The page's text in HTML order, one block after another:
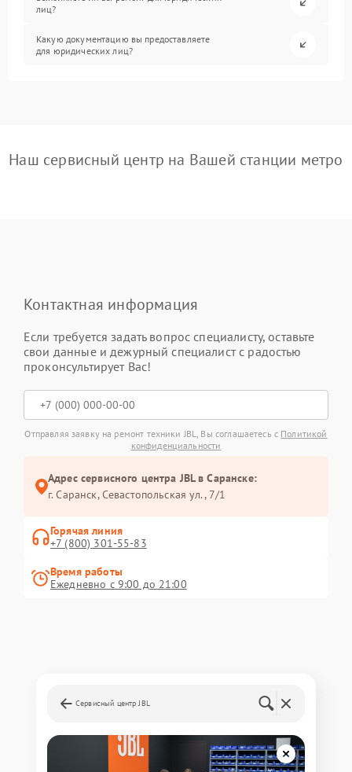
лиц?
Какую документацию вы предоставляете
для юридических лиц?
Наш сервисный центр на Вашей станции метро
Контактная информация
Если требуется задать вопрос специалисту, оставьте
свои данные и дежурный специалист с радостью
проконсультирует Вас!
Отправляя заявку на ремонт техники JBL, Вы соглашаетесь с Политикой
конфиденциальности
Адрес сервисного центра JBL в Саранске:
г. Саранск, Севастопольская ул., 7/1
Горячая линия
+7 (800) 301-55-83
Время работы
Ежедневно с 9:00 до 21:00
Сервисный центр JBL